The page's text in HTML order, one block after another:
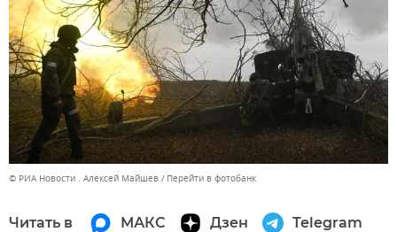
© РИА Новости . Алексей Майшев Перейти в фотобанк
Читать в МАКС Дзен Telegram